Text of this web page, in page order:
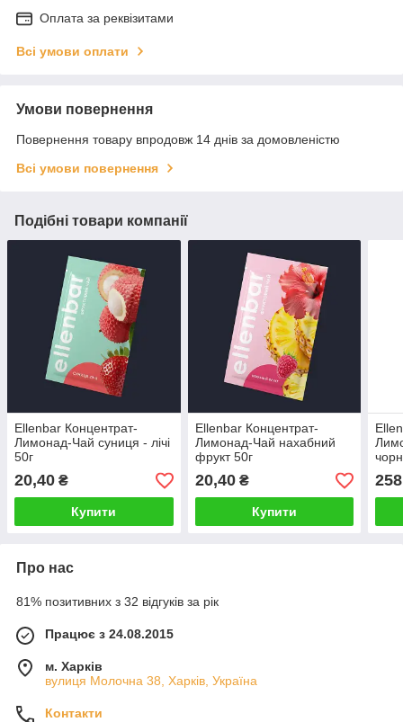
Оплата за реквізитами
Всі умови оплати
Умови повернення
Повернення товару впродовж 14 днів за домовленістю
Всі умови повернення
Подібні товари компанії
Ellenbar Концентрат-
Лимонад-Чай суниця - лічі
50г
20,40 ₴
Купити
Ellenbar Концентрат-
Лимонад-Чай нахабний
фрукт 50г
20,40₴
Купити
258
Про нас
81% позитивних з 32 відгуків за рік
Працює з 24.08.2015
м. Харків
вулиця Молочна 38, Харків, Україна
Контакти